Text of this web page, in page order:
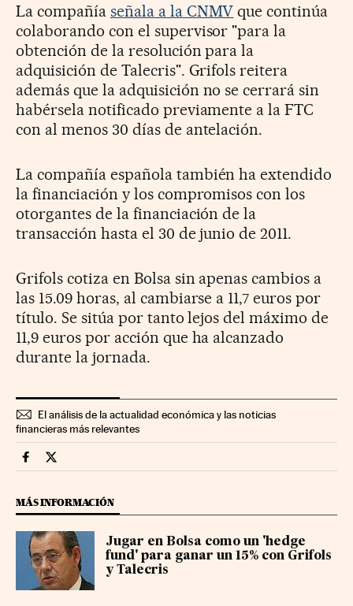
La compañía señala a la CNMV que continúa
colaborando con el supervisor "para la
obtención de la resolución para la
adquisición de Talecris". Grifols reitera
además que la adquisición no se cerrará sin
habérsela notificado previamente a la FTC
con al menos 30 días de antelación.
La compañía española también ha extendido
la financiación y los compromisos con los
otorgantes de la financiación de la
transacción hasta el 30 de junio de 2011.
Grifols cotiza en Bolsa sin apenas cambios a
las 15.09 horas, al cambiarse a 11,7 euros por
título. Se sitúa por tanto lejos del máximo de
11,9 euros por acción que ha alcanzado
durante la jornada.
El análisis de la actualidad económica y las noticias
financieras más relevantes
Mercados Financieros Cinco Días en Facebook
Mercados Financieros Cinco Días en Twitter
MÁS INFORMACIÓN
Jugar en Bolsa como un 'hedge
fund' para ganar un 15% con Grifols
y Talecris